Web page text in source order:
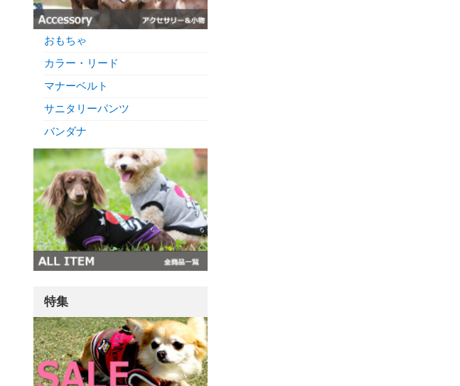
おもちゃ
カラー・リード
マナーベルト
サニタリーパンツ
バンダナ
特集